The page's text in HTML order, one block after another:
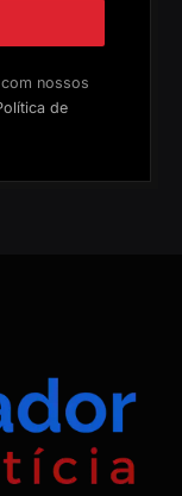
nossos
de